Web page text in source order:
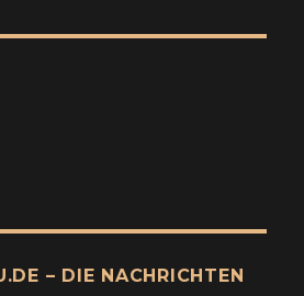
– DIE NACHRICHTEN